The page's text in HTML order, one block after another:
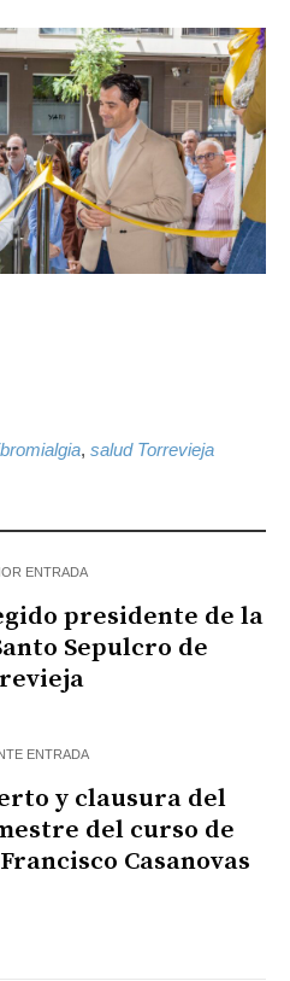
, salud Torrevieja
ENTRADA
presidente de la
Sepulcro de
ENTRADA
y clausura del
del curso de
Casanovas